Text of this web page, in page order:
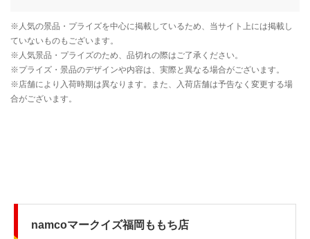
namcoマークイズ福岡ももち店